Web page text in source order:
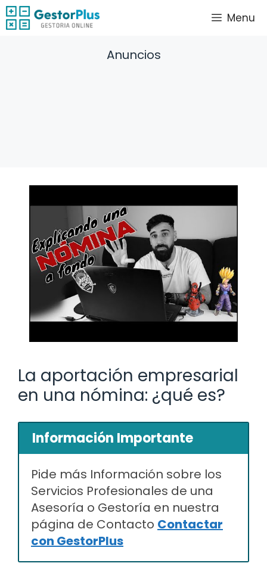
Saltar
al
Menu
Anuncios
La aportación empresarial
en una nómina: ¿qué es?
Información Importante
Pide más Información sobre los
Servicios Profesionales de una
Asesoría o Gestoría en nuestra
página de Contacto Contactar
con GestorPlus